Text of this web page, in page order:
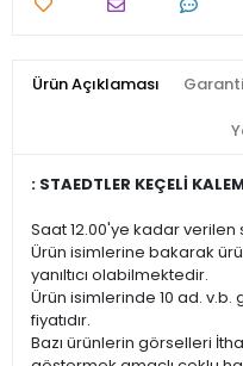
Ürün Açıklaması
: STAEDTLER KEÇELİ
Saat 12.00'ye kadar
Ürün isimlerine bakarak
yanıltıcı olabilmektedir.
Ürün isimlerinde 10 ad.
fiyatıdır.
Bazı ürünlerin görselleri